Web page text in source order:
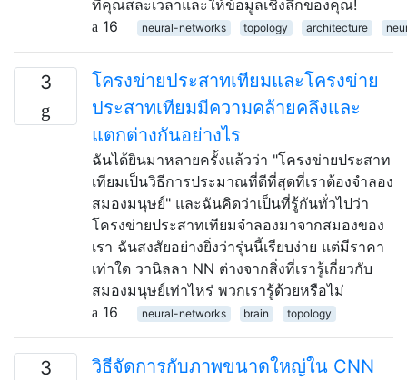
ที่คุณสละเวลาและให้ข้อมูลเชิงลึกของคุณ!
16
neural-networks topology architecture
3
โครงข่ายประสาทเทียมและโครงข่าย
ประสาทเทียมมีความคล้ายคลึงและ
แตกต่างกันอย่างไร
ฉันได้ยินมาหลายครั้งแล้วว่า "โครงข่ายประสาท
เทียมเป็นวิธีการประมาณที่ดีที่สุดที่เราต้องจำลอง
สมองมนุษย์" และฉันคิดว่าเป็นที่รู้กันทั่วไปว่า
โครงข่ายประสาทเทียมจำลองมาจากสมองของ
เรา ฉันสงสัยอย่างยิ่งว่ารุ่นนี้เรียบง่าย แต่มีราคา
เท่าใด วานิลลา NN ต่างจากสิ่งที่เรารู้เกี่ยวกับ
สมองมนุษย์เท่าไหร่ พวกเรารู้ด้วยหรือไม่
16
neural-networks brain topology
3 วิธีจัดการกับภาพขนาดใหญ่ใน CNN